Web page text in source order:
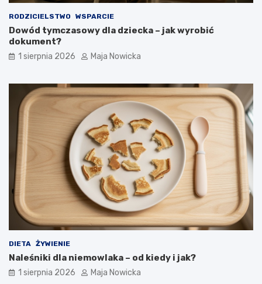
RODZICIELSTWO WSPARCIE
Dowód tymczasowy dla dziecka – jak wyrobić
dokument?
1 sierpnia 2026 Maja Nowicka
DIETA ŻYWIENIE
Naleśniki dla niemowlaka – od kiedy i jak?
1 sierpnia 2026 Maja Nowicka